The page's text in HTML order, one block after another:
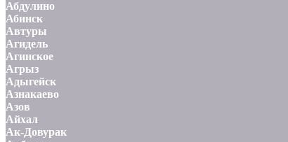
Абдулино
Абинск
Автуры
Агидель
Агинское
Агрыз
Адыгейск
Азнакаево
Азов
Айхал
Ак-Довурак